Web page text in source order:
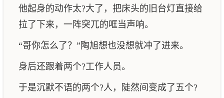
他起身的动作太?大了，把床头的旧台灯直接给
拉了下来，一阵突兀的哐当声响。
“哥你怎么了？”陶旭想也没想就冲了进来。
身后还跟着两个?工作人员。
于是沉默不语的两个?人，陡然间变成了五个?